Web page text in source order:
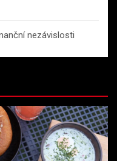
nezávislosti